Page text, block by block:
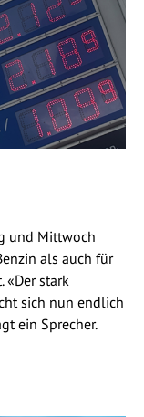
und Mittwoch
als auch für
«Der stark
sich nun endlich
ein Sprecher.